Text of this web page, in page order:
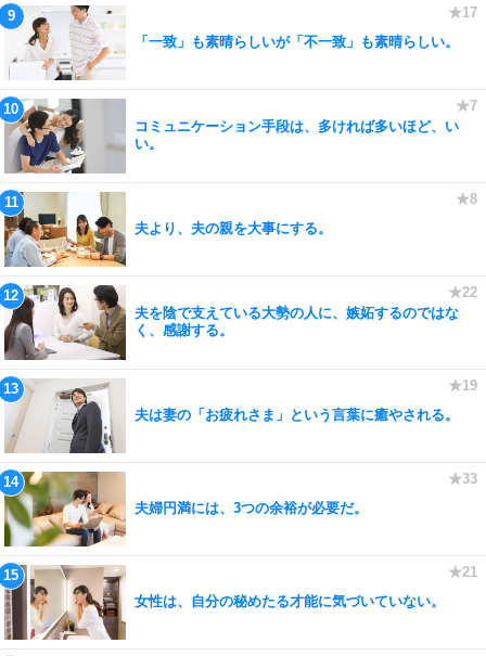
「一致」も素晴らしいが「不一致」も素晴らしい。
コミュニケーション手段は、多ければ多いほど、い
い。
夫より、夫の親を大事にする。
夫を陰で支えている大勢の人に、嫉妬するのではな
く、感謝する。
夫は妻の「お疲れさま」という言葉に癒やされる。
夫婦円満には、3つの余裕が必要だ。
女性は、自分の秘めたる才能に気づいていない。